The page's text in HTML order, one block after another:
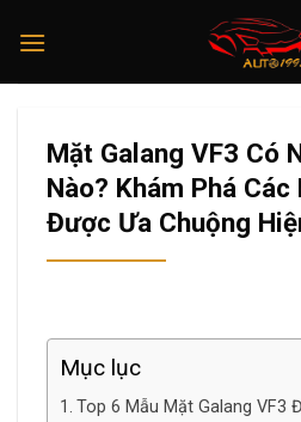
Mặt Galang VF3 Có
Nào? Khám Phá Các
Được Ưa Chuộng
Mục lục
Top 6 Mẫu Mặt Galang VF3